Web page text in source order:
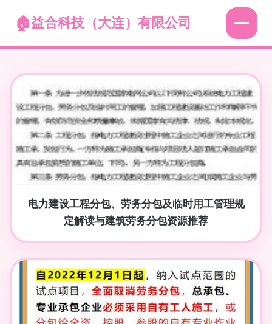
益合科技（大连）有限公司
电力建设工程分包、劳务分包及临时用工管理规
定解读与建筑劳务分包资源推荐